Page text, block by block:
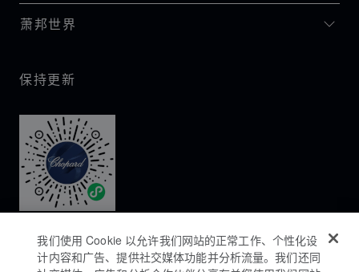
萧邦世界
保持更新
我们使用 Cookie 以允许我们网站的正常工作、个性化设
计内容和广告、提供社交媒体功能并分析流量。我们还同